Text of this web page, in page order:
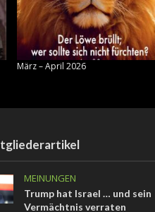
März – April 2026
MEINUNGEN
Trump hat Israel … und sein
Vermächtnis verraten